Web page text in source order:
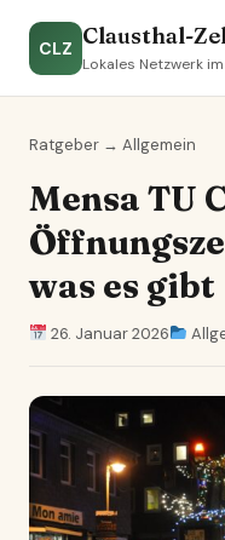
CLZ Clausthal-
Lokales Netzwerk
Ratgeber → Allgemein
Mensa TU
was es gibt
26. Januar 2026